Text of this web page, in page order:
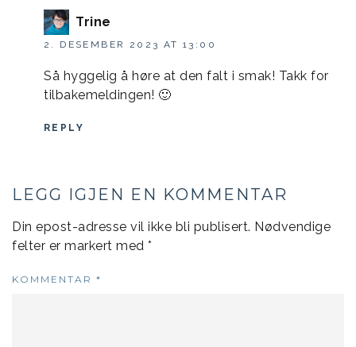
Trine
2. DESEMBER 2023 AT 13:00
Så hyggelig å høre at den falt i smak! Takk for
tilbakemeldingen! 🙂
REPLY
LEGG IGJEN EN KOMMENTAR
Din epost-adresse vil ikke bli publisert. Nødvendige
felter er markert med *
KOMMENTAR *